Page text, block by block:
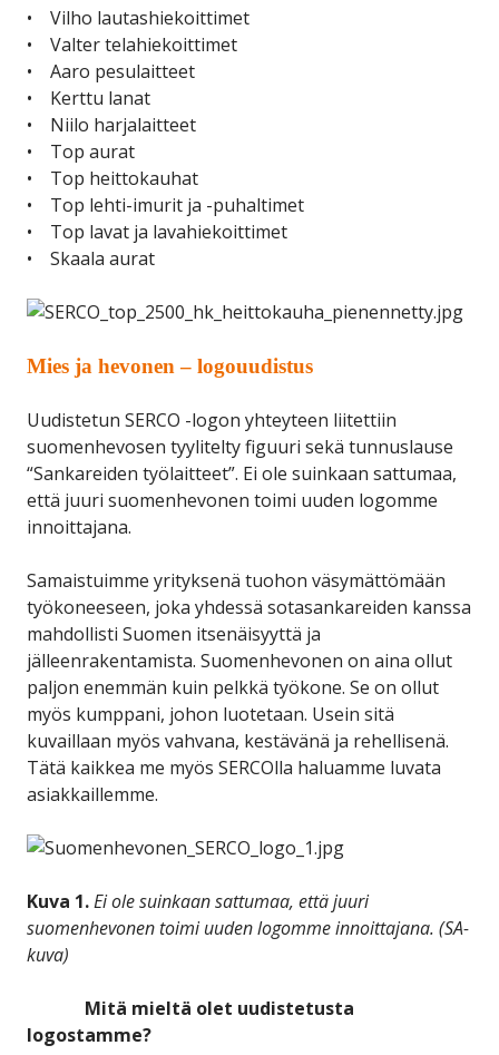
• Vilho lautashiekoittimet
• Valter telahiekoittimet
• Aaro pesulaitteet
• Kerttu lanat
• Niilo harjalaitteet
• Top aurat
• Top heittokauhat
• Top lehti-imurit ja -puhaltimet
• Top lavat ja lavahiekoittimet
• Skaala aurat
Mies ja hevonen – logouudistus
Uudistetun SERCO -logon yhteyteen liitettiin
suomenhevosen tyylitelty figuuri sekä tunnuslause
“Sankareiden työlaitteet”. Ei ole suinkaan sattumaa,
että juuri suomenhevonen toimi uuden logomme
innoittajana.
Samaistuimme yrityksenä tuohon väsymättömään
työkoneeseen, joka yhdessä sotasankareiden kanssa
mahdollisti Suomen itsenäisyyttä ja
jälleenrakentamista. Suomenhevonen on aina ollut
paljon enemmän kuin pelkkä työkone. Se on ollut
myös kumppani, johon luotetaan. Usein sitä
kuvaillaan myös vahvana, kestävänä ja rehellisenä.
Tätä kaikkea me myös SERCOlla haluamme luvata
asiakkaillemme.
Kuva 1.Ei ole suinkaan sattumaa, että juuri
suomenhevonen toimi uuden logomme innoittajana. (SA-
kuva)
Mitä mieltä olet uudistetusta
logostamme?